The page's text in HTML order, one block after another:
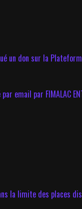
un don sur la
par FIMALAC
la limite des places